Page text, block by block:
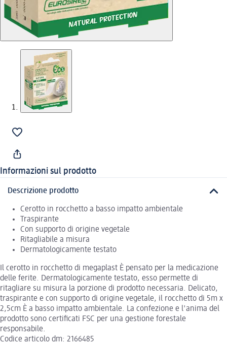
Informazioni sul prodotto
Descrizione prodotto
Cerotto in rocchetto a basso impatto ambientale
Traspirante
Con supporto di origine vegetale
Ritagliabile a misura
Dermatologicamente testato
Il cerotto in rocchetto di megaplast È pensato per la medicazione
delle ferite. Dermatologicamente testato, esso permette di
ritagliare su misura la porzione di prodotto necessaria. Delicato,
traspirante e con supporto di origine vegetale, il rocchetto di 5m x
2,5cm È a basso impatto ambientale. La confezione e l'anima del
prodotto sono certificati FSC per una gestione forestale
responsabile.
Codice articolo dm: 2166485